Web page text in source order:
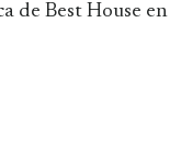
de Best House en